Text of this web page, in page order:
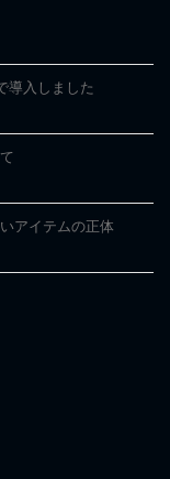
導入しました
アイテムの正体